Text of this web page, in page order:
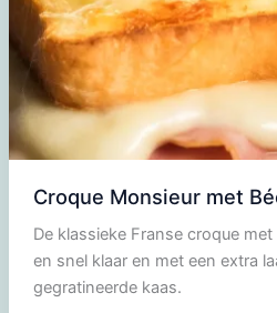
Croque Monsieur met
De klassieke Franse croque
en snel klaar en met een extra
gegratineerde kaas.